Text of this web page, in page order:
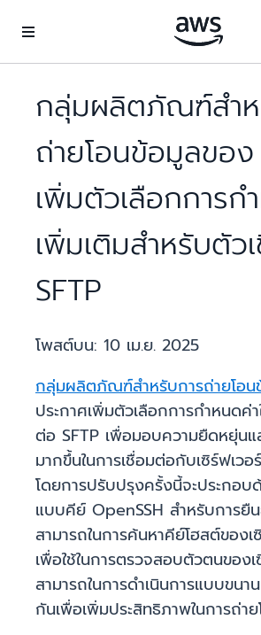
กลุ่มผลิตภัณฑ์สำห
ถ่ายโอนข้อมูลขอ
เพิ่มตัวเลือกการก
เพิ่มเติมสำหรับตัว
SFTP
โพสต์บน: 10 เม.ย. 2025
กลุ่มผลิตภัณฑ์สำหรับการถ่ายโอน
ประกาศเพิ่มตัวเลือกการกำหนดค่
ต่อ SFTP เพื่อมอบความยืดหยุ่นแ
มากขึ้นในการเชื่อมต่อกับเซิร์ฟเวอ
โดยการปรับปรุงครั้งนี้จะประกอบ
แบบคีย์ OpenSSH สำหรับการยื
สามารถในการค้นหาคีย์โฮสต์ของเ
เพื่อใช้ในการตรวจสอบตัวตนของ
สามารถในการดำเนินการแบบขน
กันเพื่อเพิ่มประสิทธิภาพในการถ่า